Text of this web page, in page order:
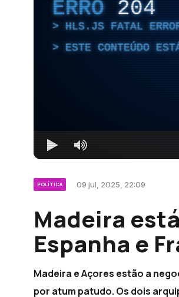
ERRO 204
HLS.JS FATAL
ESTE CONTEÚDO
POLÍTICA 09 jul, 2025, 22:09
Madeira
Espanha e
Madeira e Açores estão a
por atum patudo. Os dois